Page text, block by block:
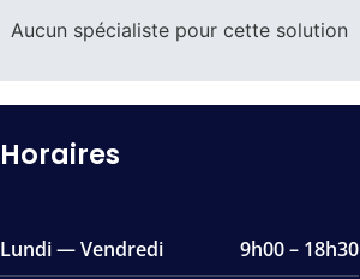
Aucun spécialiste pour cette solution
Horaires
Lundi — Vendredi 9h00 – 18h30